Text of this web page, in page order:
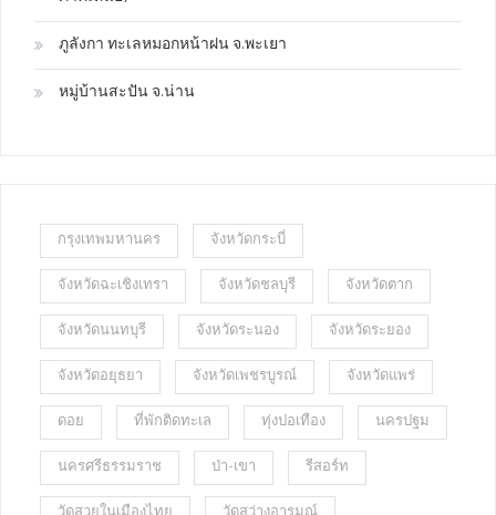
ภูลังกา ทะเลหมอกหน้าฝน จ.พะเยา
หมู่บ้านสะปัน จ.น่าน
กรุงเทพมหานคร จังหวัดกระบี่
จังหวัดฉะเชิงเทรา จังหวัดชลบุรี จังหวัดตาก
จังหวัดนนทบุรี จังหวัดระนอง จังหวัดระยอง
จังหวัดอยุธยา จังหวัดเพชรบูรณ์ จังหวัดแพร่
ดอย ที่พักติดทะเล ทุ่งปอเทือง นครปฐม
นครศรีธรรมราช ป่า-เขา รีสอร์ท